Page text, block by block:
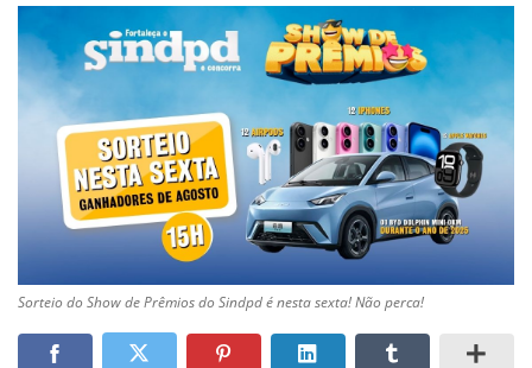
Sorteio do Show de Prêmios do Sindpd é nesta sexta! Não perca!